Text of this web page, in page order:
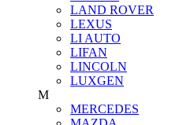
LAND ROVER
LEXUS
LI AUTO
LIFAN
LINCOLN
LUXGEN
M
MERCEDES